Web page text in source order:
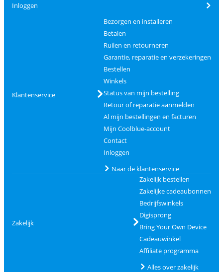
Inloggen
Klantenservice
Bezorgen en installeren
Betalen
Ruilen en retourneren
Garantie, reparatie en verzekeringen
Bestellen
Winkels
Status van mijn bestelling
Retour of reparatie aanmelden
Al mijn bestellingen en facturen
Mijn Coolblue-account
Contact
Inloggen
Naar de klantenservice
Zakelijk
Zakelijk bestellen
Zakelijke cadeaubonnen
Bedrijfswinkels
Digisprong
Bring Your Own Device
Cadeauwinkel
Affiliate programma
Alles over zakelijk